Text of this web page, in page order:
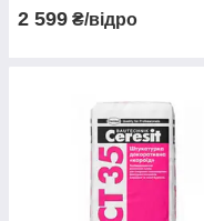
2 599 ₴/відро